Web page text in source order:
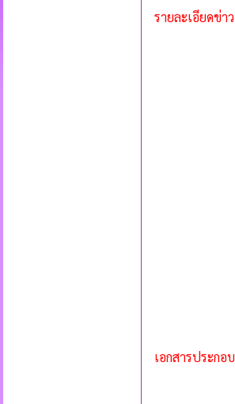
รายละเอียดข่าว
เอกสารประกอบ